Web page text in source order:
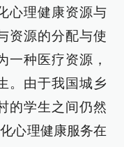
心理健康资源与
资源的分配与使
一种医疗资源，
。由于我国城乡
的学生之间仍然
心理健康服务在